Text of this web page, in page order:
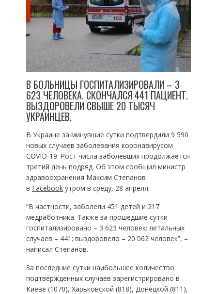
В БОЛЬНИЦЫ ГОСПИТАЛИЗИРОВАЛИ – 3
623 ЧЕЛОВЕКА. СКОНЧАЛСЯ 441 ПАЦИЕНТ.
ВЫЗДОРОВЕЛИ СВЫШЕ 20 ТЫСЯЧ
УКРАИНЦЕВ.
В Украине за минувшие сутки подтвердили 9 590
новых случаев заболевания коронавирусом
COVID-19. Рост числа заболевших продолжается
третий день подряд. Об этом сообщил министр
здравоохранения Максим Степанов
в Facebookутром в среду, 28 апреля.
“В частности, заболели 451 детей и 217
медработника. Также за прошедшие сутки
госпитализировано – 3 623 человек; летальных
случаев – 441; выздоровело – 20 062 человек”, –
написал Степанов.
За последние сутки наибольшее количество
подтвержденных случаев зарегистрировано в
Киеве (1070), Харьковской (818), Донецкой (811),